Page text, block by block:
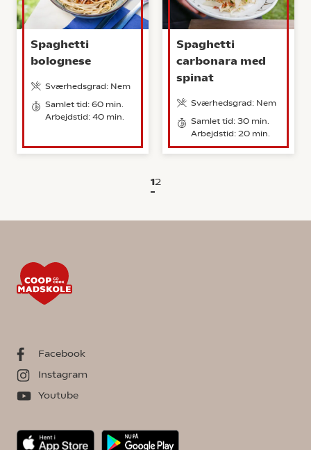
Spaghetti
bolognese
Sværhedsgrad: Nem
Samlet tid: 60 min.
Arbejdstid: 40 min.
Spaghetti
carbonara med
spinat
Sværhedsgrad: Nem
Samlet tid: 30 min.
Arbejdstid: 20 min.
12
Facebook
Instagram
Youtube